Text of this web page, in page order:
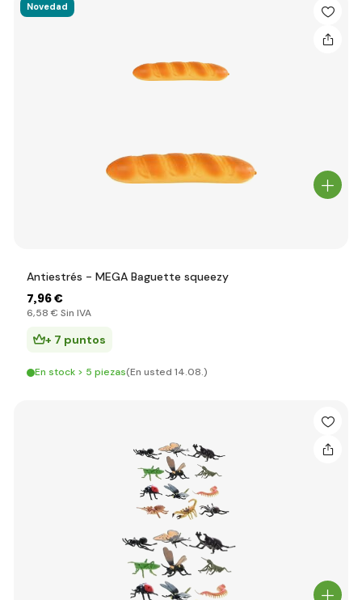
Novedad
Antiestrés - MEGA Baguette squeezy
7,96 €
6,58 € Sin IVA
+ 7 puntos
En stock > 5 piezas(En usted 14.08.)